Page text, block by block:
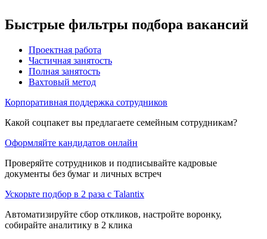
Быстрые фильтры подбора вакансий
Проектная работа
Частичная занятость
Полная занятость
Вахтовый метод
Корпоративная поддержка сотрудников
Какой соцпакет вы предлагаете семейным сотрудникам?
Оформляйте кандидатов онлайн
Проверяйте сотрудников и подписывайте кадровые
документы без бумаг и личных встреч
Ускорьте подбор в 2 раза с Talantix
Автоматизируйте сбор откликов, настройте воронку,
собирайте аналитику в 2 клика